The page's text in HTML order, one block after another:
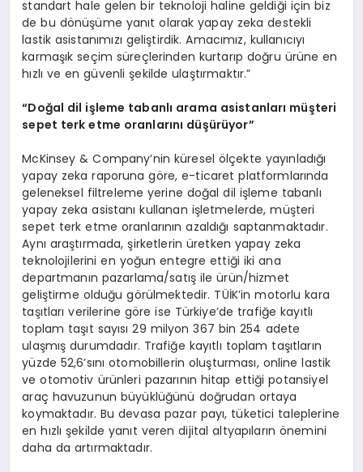
standart hale gelen bir teknoloji haline geldiği için biz
de bu dönüşüme yanıt olarak yapay zeka destekli
lastik asistanımızı geliştirdik. Amacımız, kullanıcıyı
karmaşık seçim süreçlerinden kurtarıp doğru ürüne en
hızlı ve en güvenli şekilde ulaştırmaktır.”
“Doğal dil işleme tabanlı arama asistanları müşteri
sepet terk etme oranlarını düşürüyor”
McKinsey & Company’nin küresel ölçekte yayınladığı
yapay zeka raporuna göre, e-ticaret platformlarında
geleneksel filtreleme yerine doğal dil işleme tabanlı
yapay zeka asistanı kullanan işletmelerde, müşteri
sepet terk etme oranlarının azaldığı saptanmaktadır.
Aynı araştırmada, şirketlerin üretken yapay zeka
teknolojilerini en yoğun entegre ettiği iki ana
departmanın pazarlama/satış ile ürün/hizmet
geliştirme olduğu görülmektedir. TÜİK’in motorlu kara
taşıtları verilerine göre ise Türkiye’de trafiğe kayıtlı
toplam taşıt sayısı 29 milyon 367 bin 254 adete
ulaşmış durumdadır. Trafiğe kayıtlı toplam taşıtların
yüzde 52,6’sını otomobillerin oluşturması, online lastik
ve otomotiv ürünleri pazarının hitap ettiği potansiyel
araç havuzunun büyüklüğünü doğrudan ortaya
koymaktadır. Bu devasa pazar payı, tüketici taleplerine
en hızlı şekilde yanıt veren dijital altyapıların önemini
daha da artırmaktadır.